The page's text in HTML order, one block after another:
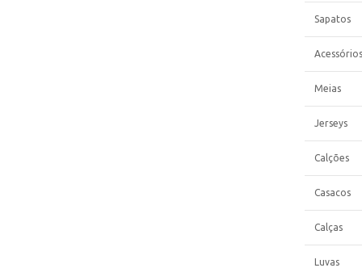
Sapatos
Acessórios
Meias
Jerseys
Calções
Casacos
Calças
Luvas